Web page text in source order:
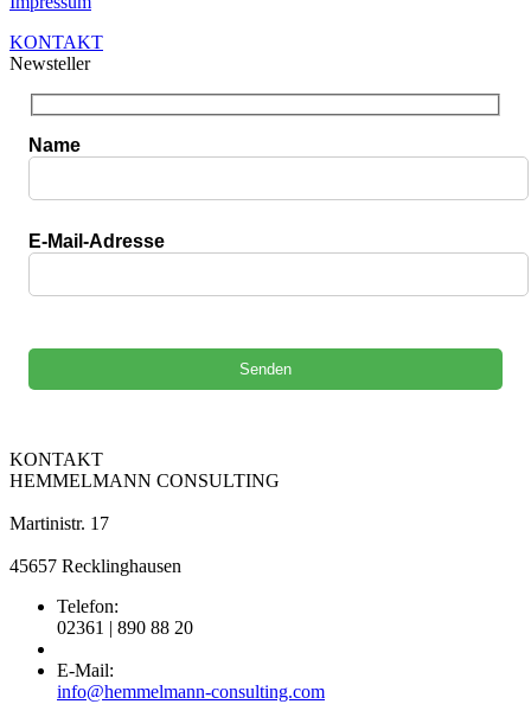
KONTAKT
Newsteller
Name
E-Mail-Adresse
KONTAKT
HEMMELMANN CONSULTING
Martinistr. 17
45657 Recklinghausen
Telefon:
02361 | 890 88 20
E-Mail:
info@hemmelmann-consulting.com